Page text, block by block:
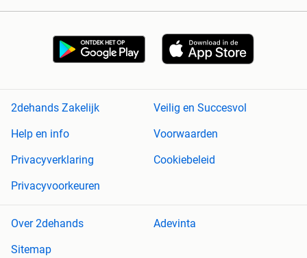
2dehands Zakelijk
Veilig en Succesvol
Help en info
Voorwaarden
Privacyverklaring
Cookiebeleid
Privacyvoorkeuren
Over 2dehands
Adevinta
Sitemap